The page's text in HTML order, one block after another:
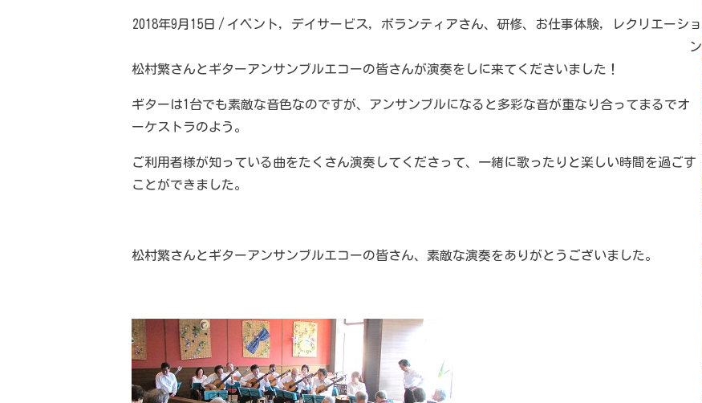
2018年9月15日 / イベント, デイサービス, ボランティアさん、研修、お仕事体験,
レクリエーショ
ン
松村繁さんとギターアンサンブルエコーの皆さんが演奏をしに来てくださいました！
ギターは1台でも素敵な音色なのですが、アンサンブルになると多彩な音が重なり合ってまるでオ
ーケストラのよう。
ご利用者様が知っている曲をたくさん演奏してくださって、一緒に歌ったりと楽しい時間を過ごす
ことができました。
松村繁さんとギターアンサンブルエコーの皆さん、素敵な演奏をありがとうございました。